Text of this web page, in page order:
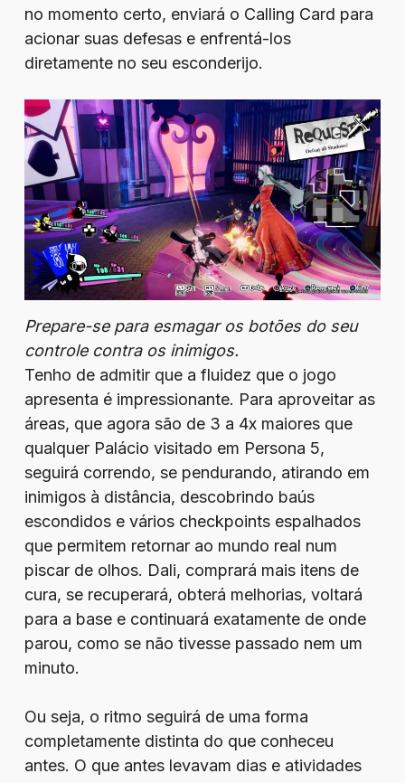
no momento certo, enviará o Calling Card para
acionar suas defesas e enfrentá-los
diretamente no seu esconderijo.
Prepare-se para esmagar os botões do seu
controle contra os inimigos.
Tenho de admitir que a fluidez que o jogo
apresenta é impressionante. Para aproveitar as
áreas, que agora são de 3 a 4x maiores que
qualquer Palácio visitado em Persona 5,
seguirá correndo, se pendurando, atirando em
inimigos à distância, descobrindo baús
escondidos e vários checkpoints espalhados
que permitem retornar ao mundo real num
piscar de olhos. Dali, comprará mais itens de
cura, se recuperará, obterá melhorias, voltará
para a base e continuará exatamente de onde
parou, como se não tivesse passado nem um
minuto.
Ou seja, o ritmo seguirá de uma forma
completamente distinta do que conheceu
antes. O que antes levavam dias e atividades